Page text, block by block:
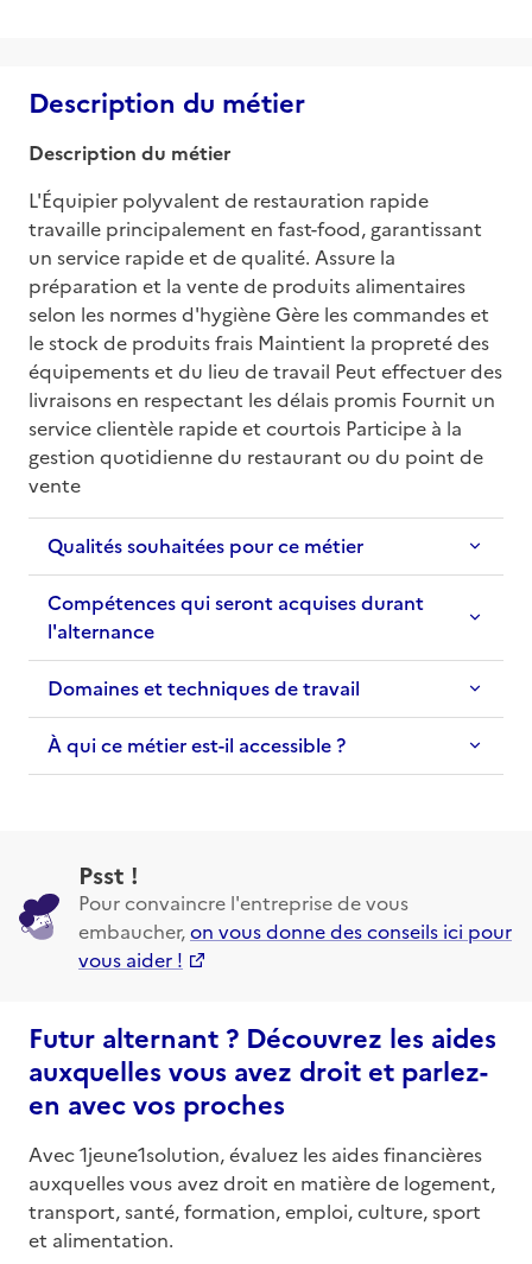
Description du métier
Description du métier
L'Équipier polyvalent de restauration rapide
travaille principalement en fast-food, garantissant
un service rapide et de qualité. Assure la
préparation et la vente de produits alimentaires
selon les normes d'hygiène Gère les commandes et
le stock de produits frais Maintient la propreté des
équipements et du lieu de travail Peut effectuer des
livraisons en respectant les délais promis Fournit un
service clientèle rapide et courtois Participe à la
gestion quotidienne du restaurant ou du point de
vente
Qualités souhaitées pour ce métier
Compétences qui seront acquises durant
l'alternance
Domaines et techniques de travail
À qui ce métier est-il accessible ?
Psst !
Pour convaincre l'entreprise de vous
embaucher,on vous donne des conseils ici pour
vous aider !
Futur alternant ? Découvrez les aides
auxquelles vous avez droit et parlez-
en avec vos proches
Avec 1jeune1solution, évaluez les aides financières
auxquelles vous avez droit en matière de logement,
transport, santé, formation, emploi, culture, sport
et alimentation.